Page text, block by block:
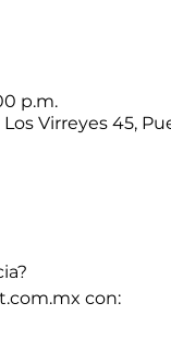
p.m.
Virreyes 45,
con: